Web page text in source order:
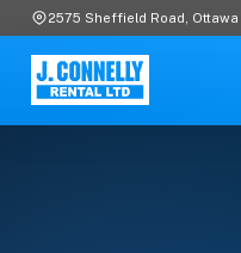
2575 Sheffield Road, Ottawa